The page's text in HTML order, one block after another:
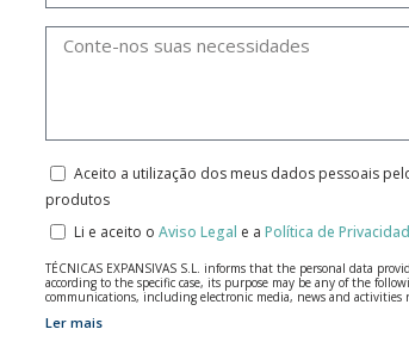
Aceito a utilização dos meus dados pessoais
produtos
Li e aceito o Aviso Legal e a Política de
TÉCNICAS EXPANSIVAS S.L. informs that the personal data
according to the specific case, its purpose may be any of the
communications, including electronic media, news and activities
The data in our files are strictly confidential and shall be
Ler mais